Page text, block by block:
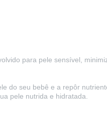
para pele sensível,
do seu bebê e a repôr
pele nutrida e hidratada.